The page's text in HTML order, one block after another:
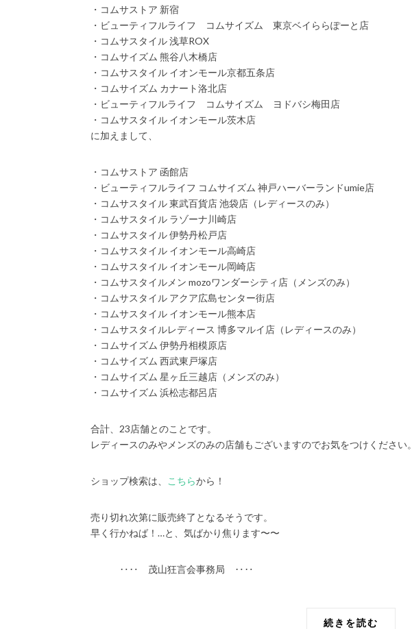
・コムサストア 新宿
・ビューティフルライフ コムサイズム 東京ベイららぽーと店
・コムサスタイル 浅草ROX
・コムサイズム 熊谷八木橋店
・コムサスタイル イオンモール京都五条店
・コムサイズム カナート洛北店
・ビューティフルライフ コムサイズム ヨドバシ梅田店
・コムサスタイル イオンモール茨木店
に加えまして、
・コムサストア 函館店
・ビューティフルライフ コムサイズム 神戸ハーバーランドumie店
・コムサスタイル 東武百貨店 池袋店（レディースのみ）
・コムサスタイル ラゾーナ川崎店
・コムサスタイル 伊勢丹松戸店
・コムサスタイル イオンモール高崎店
・コムサスタイル イオンモール岡崎店
・コムサスタイルメン mozoワンダーシティ店（メンズのみ）
・コムサスタイル アクア広島センター街店
・コムサスタイル イオンモール熊本店
・コムサスタイルレディース 博多マルイ店（レディースのみ）
・コムサイズム 伊勢丹相模原店
・コムサイズム 西武東戸塚店
・コムサイズム 星ヶ丘三越店（メンズのみ）
・コムサイズム 浜松志都呂店
合計、23店舗とのことです。
レディースのみやメンズのみの店舗もございますのでお気をつけください。
ショップ検索は、 こちらから！
売り切れ次第に販売終了となるそうです。
早く行かねば！…と、気ばかり焦ります〜〜
‥‥ 茂山狂言会事務局 ‥‥
続きを読む